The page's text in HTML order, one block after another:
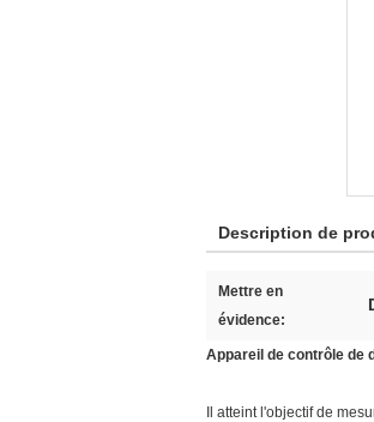
Description de
Mettre en
évidence:
Appareil de contrôle de
Il atteint l'objectif de